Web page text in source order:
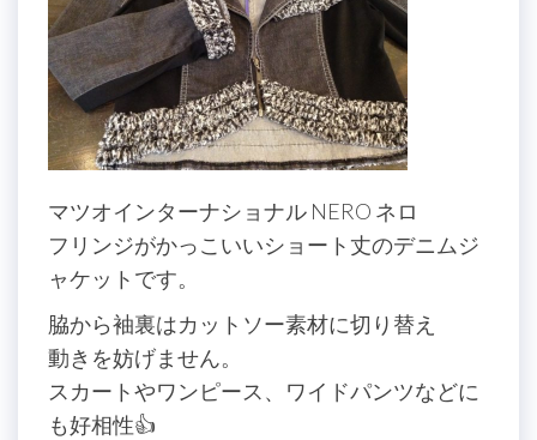
マツオインターナショナル NERO ネロ
フリンジがかっこいいショート丈のデニムジ
ャケットです。
脇から袖裏はカットソー素材に切り替え
動きを妨げません。
スカートやワンピース、ワイドパンツなどに
も好相性👍